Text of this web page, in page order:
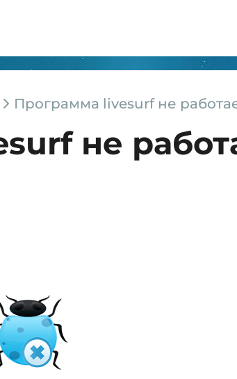
Программа livesurf не
не